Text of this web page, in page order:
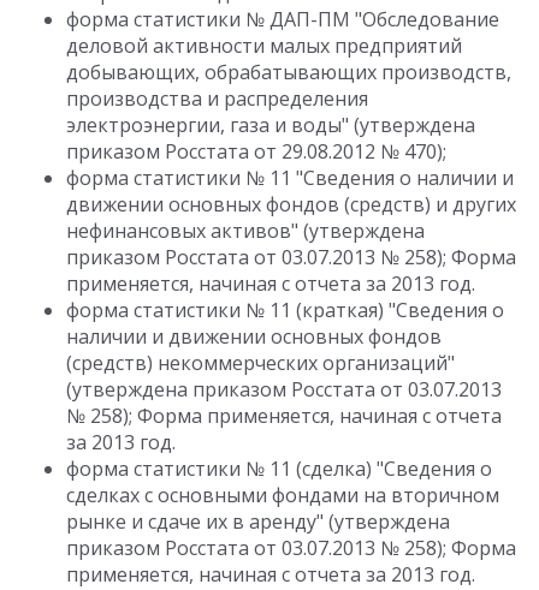
форма статистики № ДАП-ПМ "Обследование
деловой активности малых предприятий
добывающих, обрабатывающих производств,
производства и распределения
электроэнергии, газа и воды" (утверждена
приказом Росстата от 29.08.2012 № 470);
форма статистики № 11 "Сведения о наличии и
движении основных фондов (средств) и других
нефинансовых активов" (утверждена
приказом Росстата от 03.07.2013 № 258); Форма
применяется, начиная с отчета за 2013 год.
форма статистики № 11 (краткая) "Сведения о
наличии и движении основных фондов
(средств) некоммерческих организаций"
(утверждена приказом Росстата от 03.07.2013
№ 258); Форма применяется, начиная с отчета
за 2013 год.
форма статистики № 11 (сделка) "Сведения о
сделках с основными фондами на вторичном
рынке и сдаче их в аренду" (утверждена
приказом Росстата от 03.07.2013 № 258); Форма
применяется, начиная с отчета за 2013 год.